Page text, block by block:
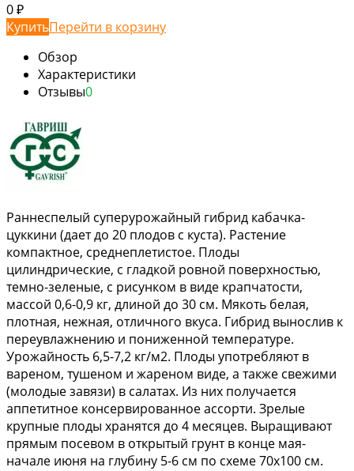
0 ₽
КупитьПерейти в корзину
Обзор
Характеристики
Отзывы0
Раннеспелый суперурожайный гибрид кабачка-
цуккини (дает до 20 плодов с куста). Растение
компактное, среднеплетистое. Плоды
цилиндрические, с гладкой ровной поверхностью,
темно-зеленые, с рисунком в виде крапчатости,
массой 0,6-0,9 кг, длиной до 30 см. Мякоть белая,
плотная, нежная, отличного вкуса. Гибрид вынослив к
переувлажнению и пониженной температуре.
Урожайность 6,5-7,2 кг/м2. Плоды употребляют в
вареном, тушеном и жареном виде, а также свежими
(молодые завязи) в салатах. Из них получается
аппетитное консервированное ассорти. Зрелые
крупные плоды хранятся до 4 месяцев. Выращивают
прямым посевом в открытый грунт в конце мая-
начале июня на глубину 5-6 см по схеме 70x100 см.